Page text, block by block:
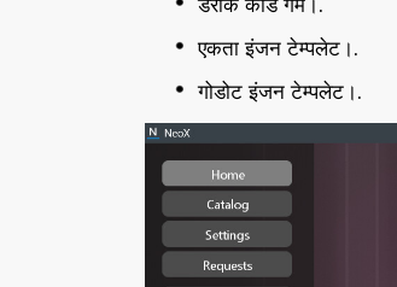
एकता इंजन टेम्पलेट।.
गोडोट इंजन टेम्पलेट।.